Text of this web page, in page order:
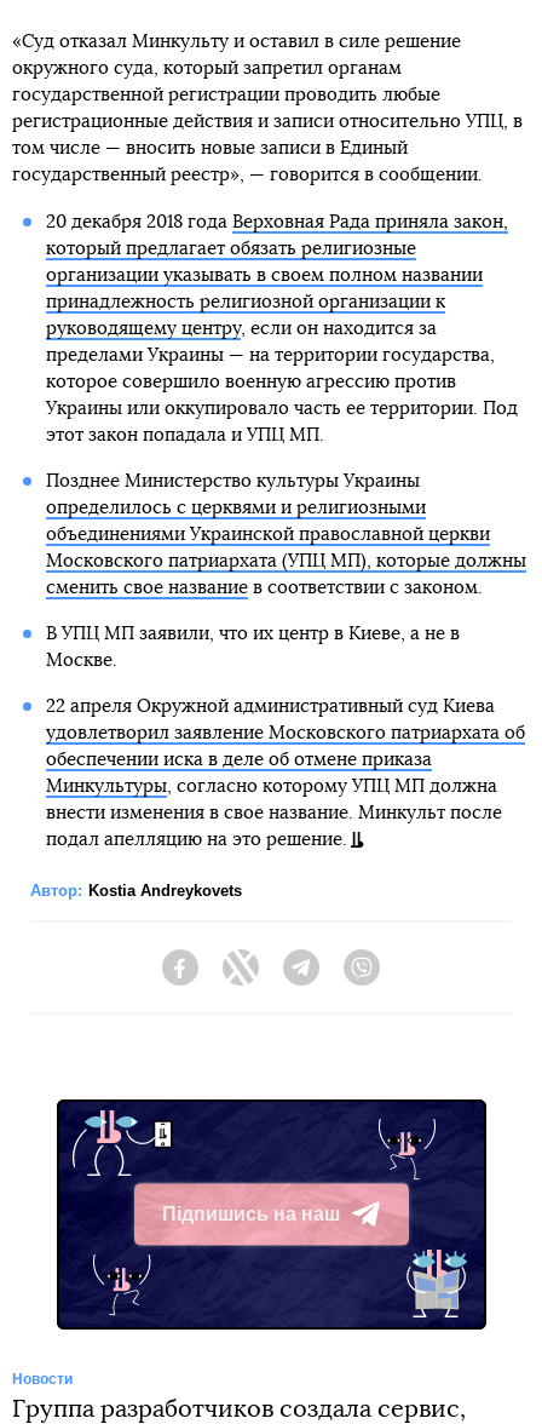
«Суд отказал Минкульту и оставил в силе решение
окружного суда, который запретил органам
государственной регистрации проводить любые
регистрационные действия и записи относительно УПЦ, в
том числе — вносить новые записи в Единый
государственный реестр», — говорится в сообщении.
20 декабря 2018 года Верховная Рада приняла закон,
который предлагает обязать религиозные
организации указывать в своем полном названии
принадлежность религиозной организации к
руководящему центру, если он находится за
пределами Украины — на территории государства,
которое совершило военную агрессию против
Украины или оккупировало часть ее территории. Под
этот закон попадала и УПЦ МП.
Позднее Министерство культуры Украины
определилось с церквями и религиозными
объединениями Украинской православной церкви
Московского патриархата (УПЦ МП), которые должны
сменить свое названиев соответствии с законом.
В УПЦ МП заявили, что их центр в Киеве, а не в
Москве.
22 апреля Окружной административный суд Киева
удовлетворил заявление Московского патриархата об
обеспечении иска в деле об отмене приказа
Минкультуры, согласно которому УПЦ МП должна
внести изменения в свое название. Минкульт после
подал апелляцию на это решение.
Автор: Kostia Andreykovets
FacebookTwitter Telegram
Підпишись на наш
Telegram
Новости
Группа разработчиков создала сервис,